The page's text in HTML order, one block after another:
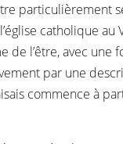
particulièrement
catholique
de l’être, avec
par une
commence à